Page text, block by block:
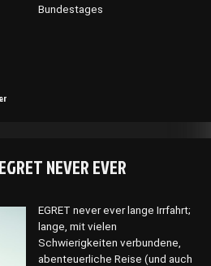
Bundestages
NEVER EVER
EGRET never ever lange Irrfahrt;
lange, mit vielen
Schwierigkeiten verbundene,
abenteuerliche Reise (und auch